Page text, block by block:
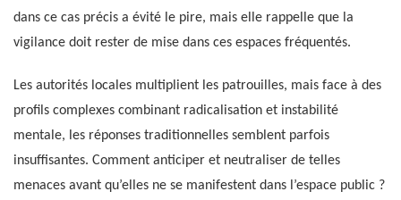
dans ce cas précis a évité le pire, mais elle rappelle que la
vigilance doit rester de mise dans ces espaces fréquentés.
Les autorités locales multiplient les patrouilles, mais face à des
profils complexes combinant radicalisation et instabilité
mentale, les réponses traditionnelles semblent parfois
insuffisantes. Comment anticiper et neutraliser de telles
menaces avant qu’elles ne se manifestent dans l’espace public ?